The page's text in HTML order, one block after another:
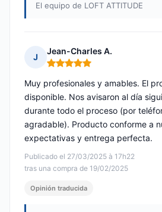
El equipo de LOFT ATTITUDE
J
Jean-Charles A.
Nota: 5 de 5
Publicado el 27/03/2025 à 17h22
tras una compra de 19/02/2025
Muy profesionales y amables. El
disponible. Nos avisaron al día
durante todo el proceso (por
agradable). Producto conforme a
expectativas y entrega perfecta.
Opinión traducida